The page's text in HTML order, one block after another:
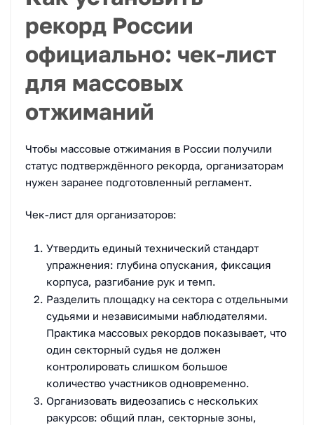
рекорд России
официально: чек-лист
для массовых
отжиманий
Чтобы массовые отжимания в России получили
статус подтверждённого рекорда, организаторам
нужен заранее подготовленный регламент.
Чек-лист для организаторов:
Утвердить единый технический стандарт
упражнения: глубина опускания, фиксация
корпуса, разгибание рук и темп.
Разделить площадку на сектора с отдельными
судьями и независимыми наблюдателями.
Практика массовых рекордов показывает, что
один секторный судья не должен
контролировать слишком большое
количество участников одновременно.
Организовать видеозапись с нескольких
ракурсов: общий план, секторные зоны,